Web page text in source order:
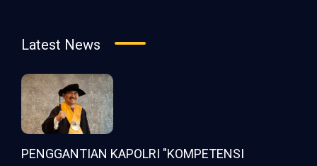
Latest News
PENGGANTIAN KAPOLRI "KOMPETENSI